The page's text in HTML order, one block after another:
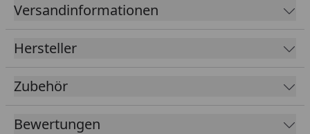
Versandinformationen
Hersteller
Zubehör
Bewertungen